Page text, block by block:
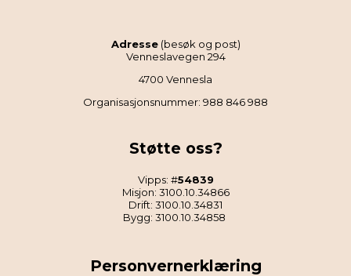
Adresse(besøk og post)
Venneslavegen 294
4700 Vennesla
Organisasjonsnummer: 988 846 988
Støtte oss?
Vipps: #54839
Misjon: 3100.10.34866
Drift: 3100.10.34831
Bygg: 3100.10.34858
Personvernerklæring